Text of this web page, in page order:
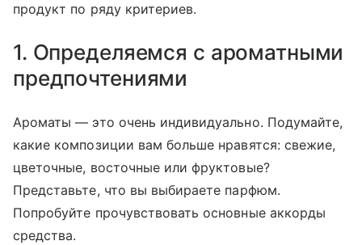
продукт по ряду критериев.
1. Определяемся с ароматными
предпочтениями
Ароматы — это очень индивидуально. Подумайте,
какие композиции вам больше нравятся: свежие,
цветочные, восточные или фруктовые?
Представьте, что вы выбираете парфюм.
Попробуйте прочувствовать основные аккорды
средства.